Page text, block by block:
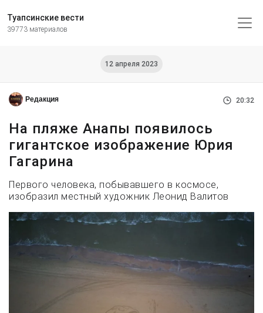
Туапсинские вести
39773 материалов
12 апреля 2023
Редакция 20:32
На пляже Анапы появилось
гигантское изображение Юрия
Гагарина
Первого человека, побывавшего в космосе,
изобразил местный художник Леонид Валитов